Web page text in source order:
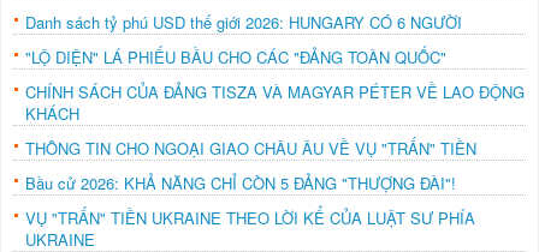
Danh sách tỷ phú USD thế giới 2026: HUNGARY CÓ 6 NGƯỜI
"LỘ DIỆN" LÁ PHIẾU BẦU CHO CÁC "ĐẢNG TOÀN QUỐC"
CHÍNH SÁCH CỦA ĐẢNG TISZA VÀ MAGYAR PÉTER VỀ LAO ĐỘNG
KHÁCH
THÔNG TIN CHO NGOẠI GIAO CHÂU ÂU VỀ VỤ "TRẤN" TIỀN
Bầu cử 2026: KHẢ NĂNG CHỈ CÒN 5 ĐẢNG "THƯỢNG ĐÀI"!
VỤ "TRẤN" TIỀN UKRAINE THEO LỜI KỂ CỦA LUẬT SƯ PHÍA
UKRAINE